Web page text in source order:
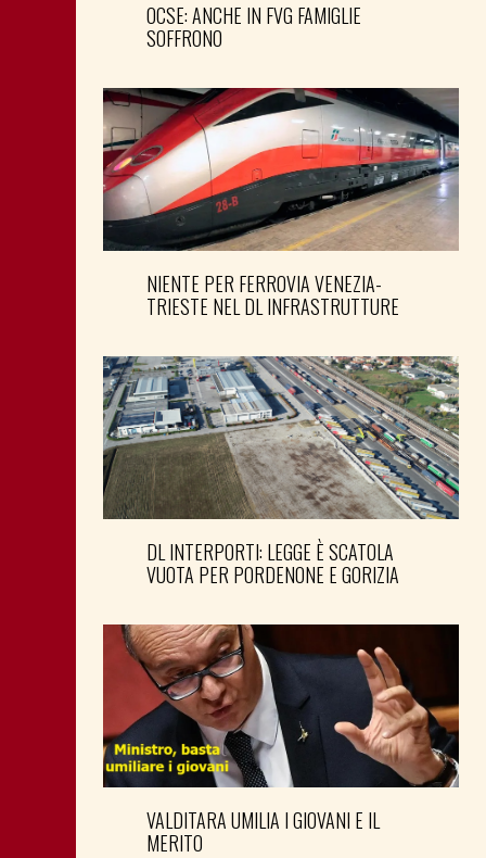
OCSE: ANCHE IN FVG FAMIGLIE
SOFFRONO
NIENTE PER FERROVIA VENEZIA-
TRIESTE NEL DL INFRASTRUTTURE
DL INTERPORTI: LEGGE È SCATOLA
VUOTA PER PORDENONE E GORIZIA
VALDITARA UMILIA I GIOVANI E IL
MERITO